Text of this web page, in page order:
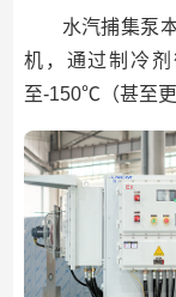
水汽捕集泵
机，通过制冷
至-150℃（甚至更